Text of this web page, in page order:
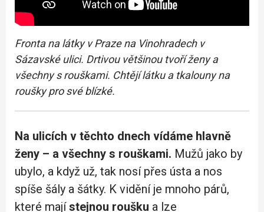
Fronta na látky v Praze na Vinohradech v
Sázavské ulici. Drtivou většinou tvoří ženy a
všechny s rouškami. Chtějí látku a tkalouny na
roušky pro své blízké.
Na ulicích v těchto dnech vídáme hlavně
ženy – a všechny s rouškami. Mužů jako by
ubylo, a když už, tak nosí přes ústa a nos
spíše šály a šátky. K vidění je mnoho párů,
které majístejnou roušku a lze